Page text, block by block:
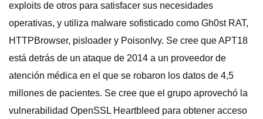
exploits de otros para satisfacer sus necesidades
operativas, y utiliza malware sofisticado como Gh0st RAT,
HTTPBrowser, pisloader y PoisonIvy. Se cree que APT18
está detrás de un ataque de 2014 a un proveedor de
atención médica en el que se robaron los datos de 4,5
millones de pacientes. Se cree que el grupo aprovechó la
vulnerabilidad OpenSSL Heartbleed para obtener acceso